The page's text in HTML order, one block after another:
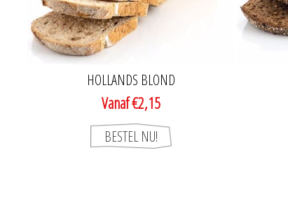
HOLLANDS BLOND
Vanaf €2,15